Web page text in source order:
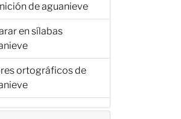
de aguanieve
en sílabas
ortográficos de